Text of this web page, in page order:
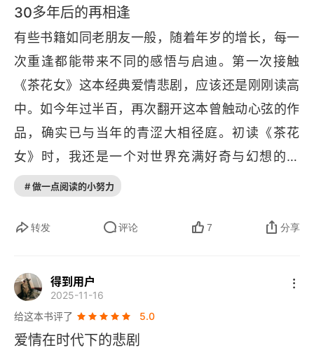
第十七章
第十八章
第十九章
第二十章
第二十一章
第二十二章
第二十四章
第二十五章
30多年后的再相逢
有些书籍如同老朋友一般，随着年岁的增长，每一
次重逢都能带来不同的感悟与启迪。第一次接触
《茶花女》这本经典爱情悲剧，应该还是刚刚读高
中。如今年过半百，再次翻开这本曾触动心弦的作
品，确实已与当年的青涩大相径庭。初读《茶花
女》时，我还是一个对世界充满好奇与幻想的少
年。玛格丽特・戈蒂埃，这位美丽而悲情的茶花
花，既绚烂又短暂，深深吸引了我。那时的我，更
他们的遭遇感到惋惜。而今重读，那些曾经让我心
潮澎湃的情节，却更多地引发了我对人生、爱情、
社会现实的深刻思考。玛格丽特的命运，不仅仅是
个人悲剧的写照，更是那个时代社会风气、道德观
# 做一点阅读的小努力
转发 评论 7 分享
得到用户
2025-11-16
给这本书评了
5.0
爱情在时代下的悲剧